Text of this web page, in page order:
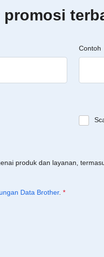
Contoh
produk dan layanan,
Data Brother. *